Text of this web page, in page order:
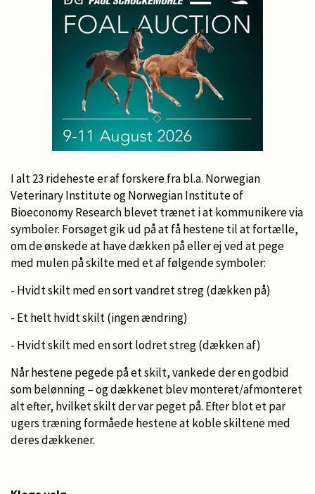
I alt 23 rideheste er af forskere fra bl.a. Norwegian
Veterinary Institute og Norwegian Institute of
Bioeconomy Research blevet trænet i at kommunikere via
symboler. Forsøget gik ud på at få hestene til at fortælle,
om de ønskede at have dækken på eller ej ved at pege
med mulen på skilte med et af følgende symboler:
- Hvidt skilt med en sort vandret streg (dækken på)
- Et helt hvidt skilt (ingen ændring)
- Hvidt skilt med en sort lodret streg (dækken af)
Når hestene pegede på et skilt, vankede der en godbid
som belønning – og dækkenet blev monteret/afmonteret
alt efter, hvilket skilt der var peget på. Efter blot et par
ugers træning formåede hestene at koble skiltene med
deres dækkener.